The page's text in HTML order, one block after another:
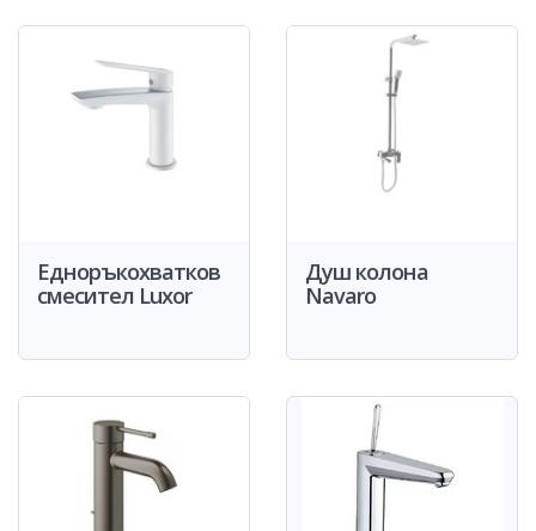
Едноръкохватков
смесител Luxor
Душ колона
Navaro